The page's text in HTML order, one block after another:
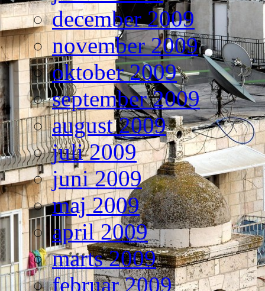
december 2009
november 2009
oktober 2009
september 2009
august 2009
juli 2009
juni 2009
maj 2009
april 2009
marts 2009
februar 2009